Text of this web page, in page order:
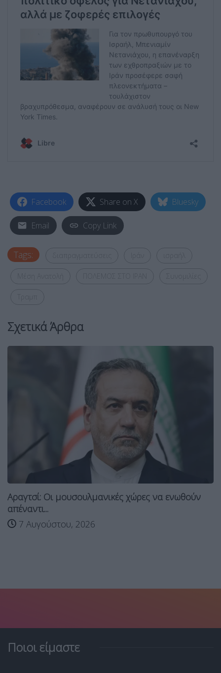
Facebook Share on X Bluesky
Email Copy Link
Tags:
Σχετικά Άρθρα
Αραγτσί: Οι μουσουλμανικές χώρες να ενωθούν
απέναντι...
7 Αυγούστου, 2026
Ποιοι είμαστε